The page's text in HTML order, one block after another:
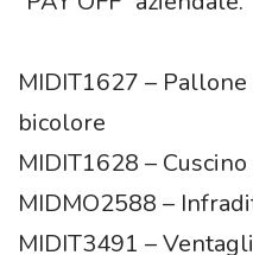
MIDIT1627 –
bicolore
MIDIT1628 –
MIDMO2588 –
MIDIT3491 –